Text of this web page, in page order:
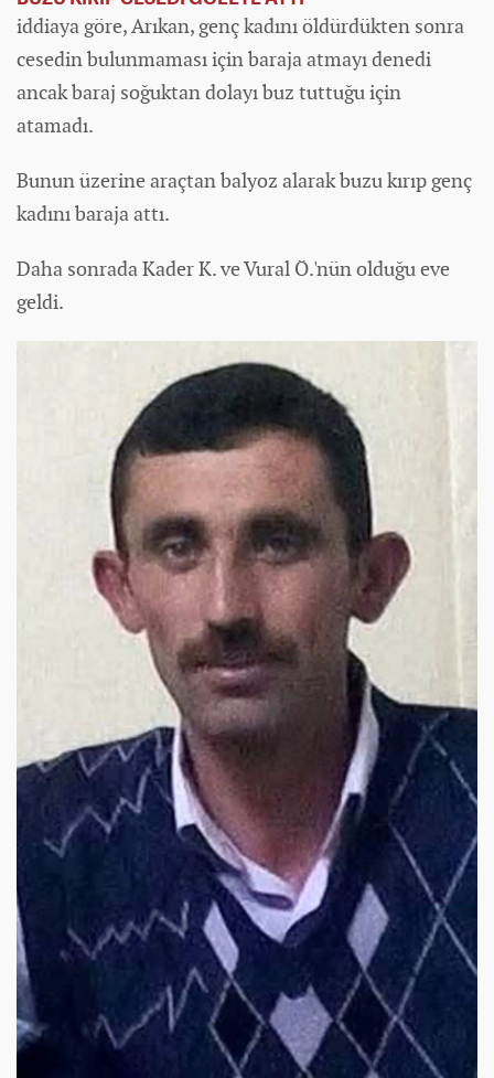
iddiaya göre, Arıkan, genç kadını öldürdükten sonra
cesedin bulunmaması için baraja atmayı denedi
ancak baraj soğuktan dolayı buz tuttuğu için
atamadı.
Bunun üzerine araçtan balyoz alarak buzu kırıp genç
kadını baraja attı.
Daha sonrada Kader K. ve Vural Ö.'nün olduğu eve
geldi.